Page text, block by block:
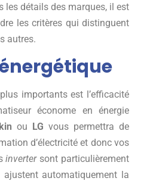
les détails des marques, il est
les critères qui distinguent
autres.
importants est l’efficacité
économe en énergie
ou LG vous permettra de
d’électricité et donc vos
invertersont particulièrement
automatiquement la